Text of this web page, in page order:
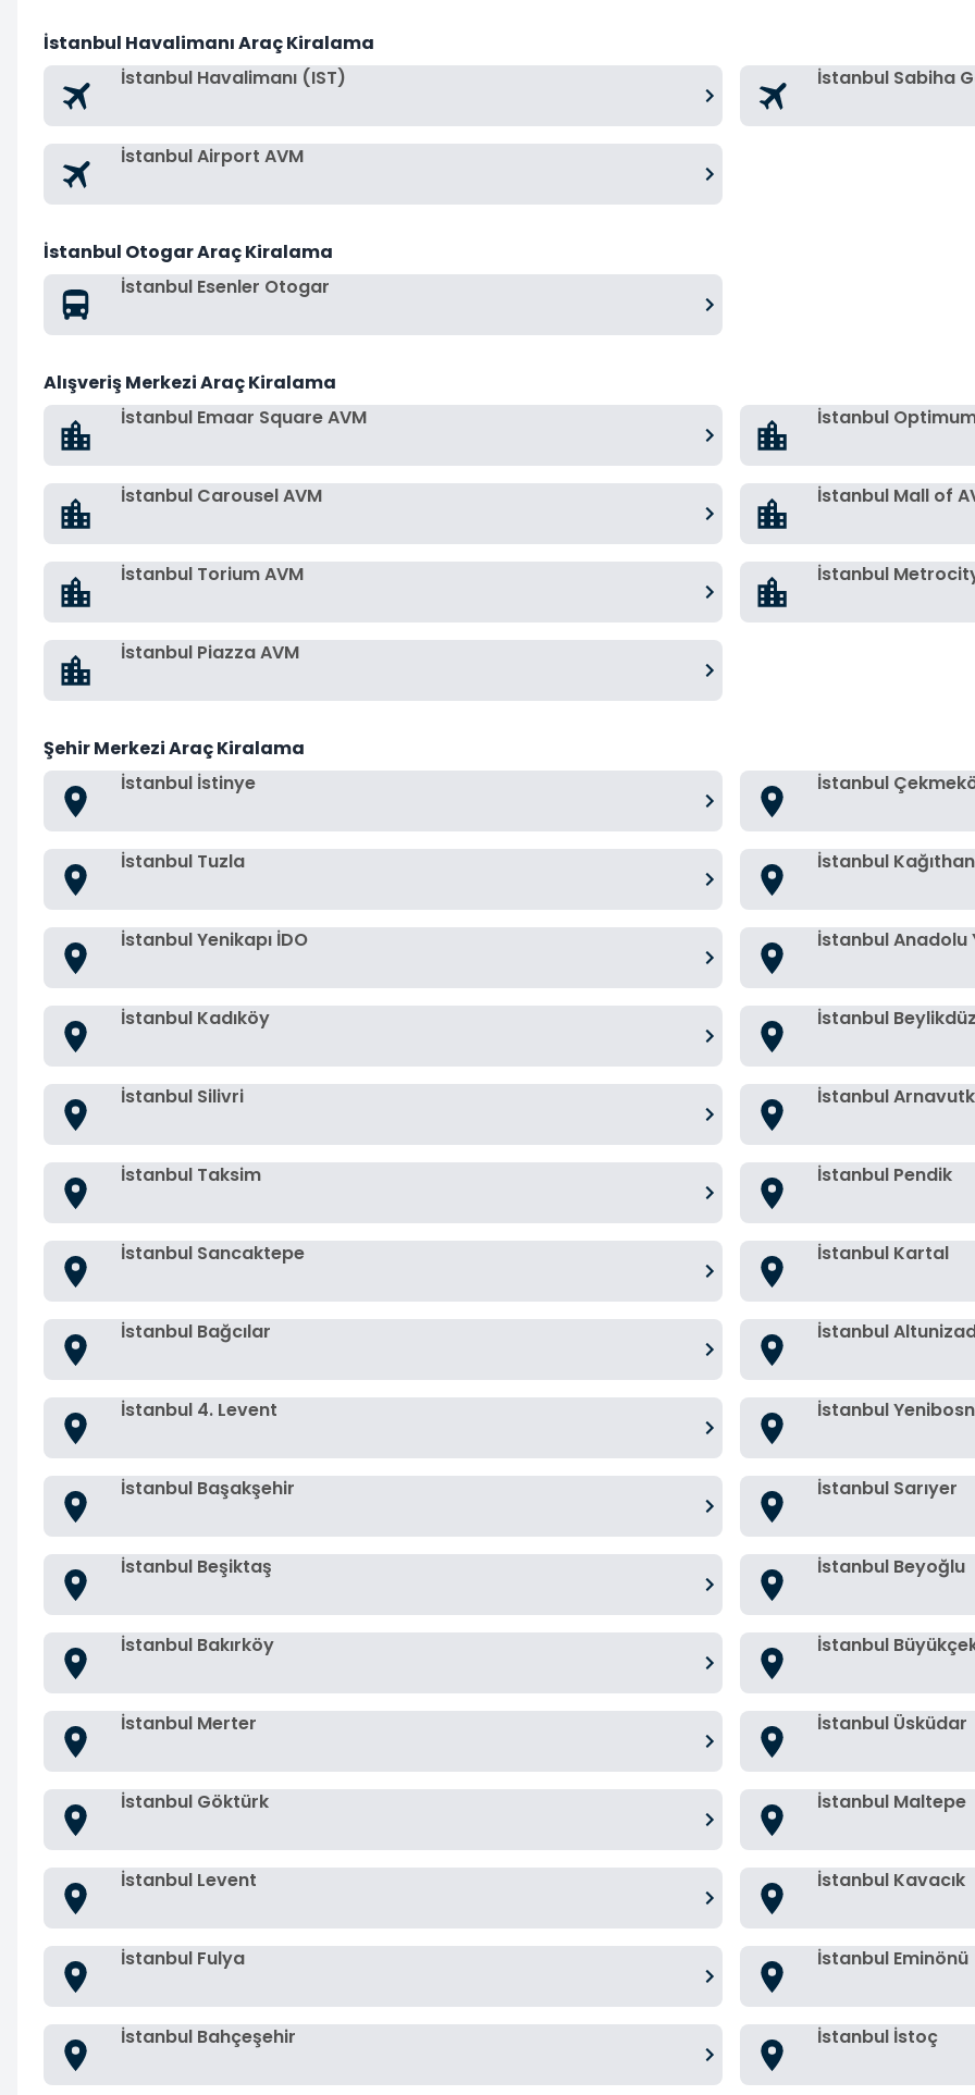
İstanbul Havalimanı Araç Kiralama
İstanbul Havalimanı (IST)
İstanbul Sabiha
İstanbul Airport AVM
İstanbul Otogar Araç Kiralama
İstanbul Esenler Otogar
Alışveriş Merkezi Araç Kiralama
İstanbul Emaar Square AVM
İstanbul
İstanbul Carousel AVM İstanbul Mall of
İstanbul Torium AVM İstanbul
İstanbul Piazza AVM
Şehir Merkezi Araç Kiralama
İstanbul İstinye
İstanbul
İstanbul Tuzla İstanbul
İstanbul Yenikapı İDO İstanbul Anadolu
İstanbul Kadıköy İstanbul
İstanbul Silivri İstanbul
İstanbul Taksim İstanbul Pendik
İstanbul Sancaktepe İstanbul Kartal
İstanbul Bağcılar İstanbul
İstanbul 4. Levent İstanbul
İstanbul Başakşehir İstanbul Sarıyer
İstanbul Beşiktaş İstanbul Beyoğlu
İstanbul Bakırköy İstanbul
İstanbul Merter İstanbul Üsküdar
İstanbul Göktürk İstanbul Maltepe
İstanbul Levent İstanbul Kavacık
İstanbul Fulya İstanbul Eminönü
İstanbul Bahçeşehir İstanbul İstoç